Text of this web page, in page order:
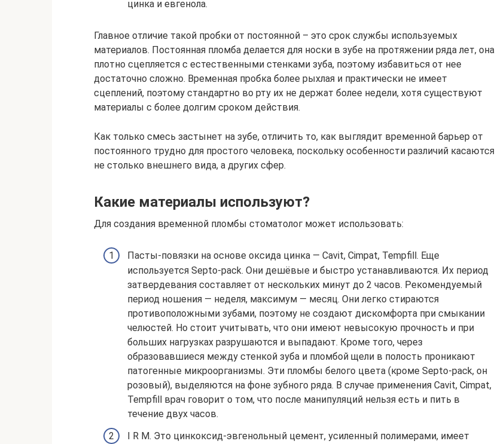
цинка и евгенола.
Главное отличие такой пробки от постоянной – это срок службы используемых
материалов. Постоянная пломба делается для носки в зубе на протяжении ряда лет, она
плотно сцепляется с естественными стенками зуба, поэтому избавиться от нее
достаточно сложно. Временная пробка более рыхлая и практически не имеет
сцеплений, поэтому стандартно во рту их не держат более недели, хотя существуют
материалы с более долгим сроком действия.
Как только смесь застынет на зубе, отличить то, как выглядит временной барьер от
постоянного трудно для простого человека, поскольку особенности различий касаются
не столько внешнего вида, а других сфер.
Какие материалы используют?
Для создания временной пломбы стоматолог может использовать:
Пасты-повязки на основе оксида цинка — Cavit, Cimpat, Tempfill. Еще
используется Septo-pack. Они дешёвые и быстро устанавливаются. Их период
затвердевания составляет от нескольких минут до 2 часов. Рекомендуемый
период ношения — неделя, максимум — месяц. Они легко стираются
противоположными зубами, поэтому не создают дискомфорта при смыкании
челюстей. Но стоит учитывать, что они имеют невысокую прочность и при
больших нагрузках разрушаются и выпадают. Кроме того, через
образовавшиеся между стенкой зуба и пломбой щели в полость проникают
патогенные микроорганизмы. Эти пломбы белого цвета (кроме Septo-pack, он
розовый), выделяются на фоне зубного ряда. В случае применения Cavit, Cimpat,
Tempfill врач говорит о том, что после манипуляций нельзя есть и пить в
течение двух часов.
I R M. Это цинкоксид-эвгенольный цемент, усиленный полимерами, имеет